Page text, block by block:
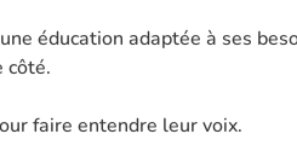
éducation adaptée à ses
côté.
faire entendre leur voix.